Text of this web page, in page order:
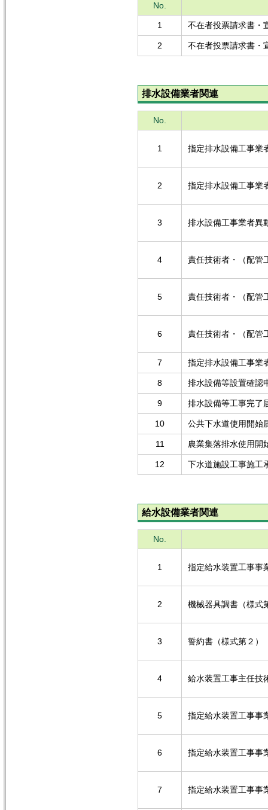
No.
1 不在者投票請求書・
2 不在者投票請求書・
排水設備業者関連
No.
1 指定排水設備工事業
2 指定排水設備工事業
3 排水設備工事業者異
4 責任技術者・（配管
5 責任技術者・（配管
6 責任技術者・（配管
7 指定排水設備工事業
8 排水設備等設置確認
9 排水設備等工事完了
10 公共下水道使用開始
11 農業集落排水使用開
12 下水道施設工事施工
給水設備業者関連
No.
1 指定給水装置工事事
2 機械器具調書（様式
3 誓約書（様式第２）
4 給水装置工事主任技
5 指定給水装置工事事
6 指定給水装置工事事
7 指定給水装置工事事